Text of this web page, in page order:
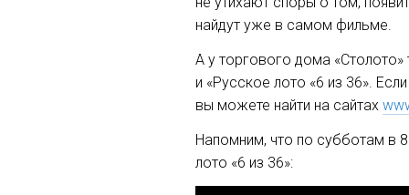
найдут уже в самом фильме.
А у торгового дома
и «Русское лото «6 из 36».
вы можете найти на сайтах
Напомним, что по субботам в
лото «6 из 36»: